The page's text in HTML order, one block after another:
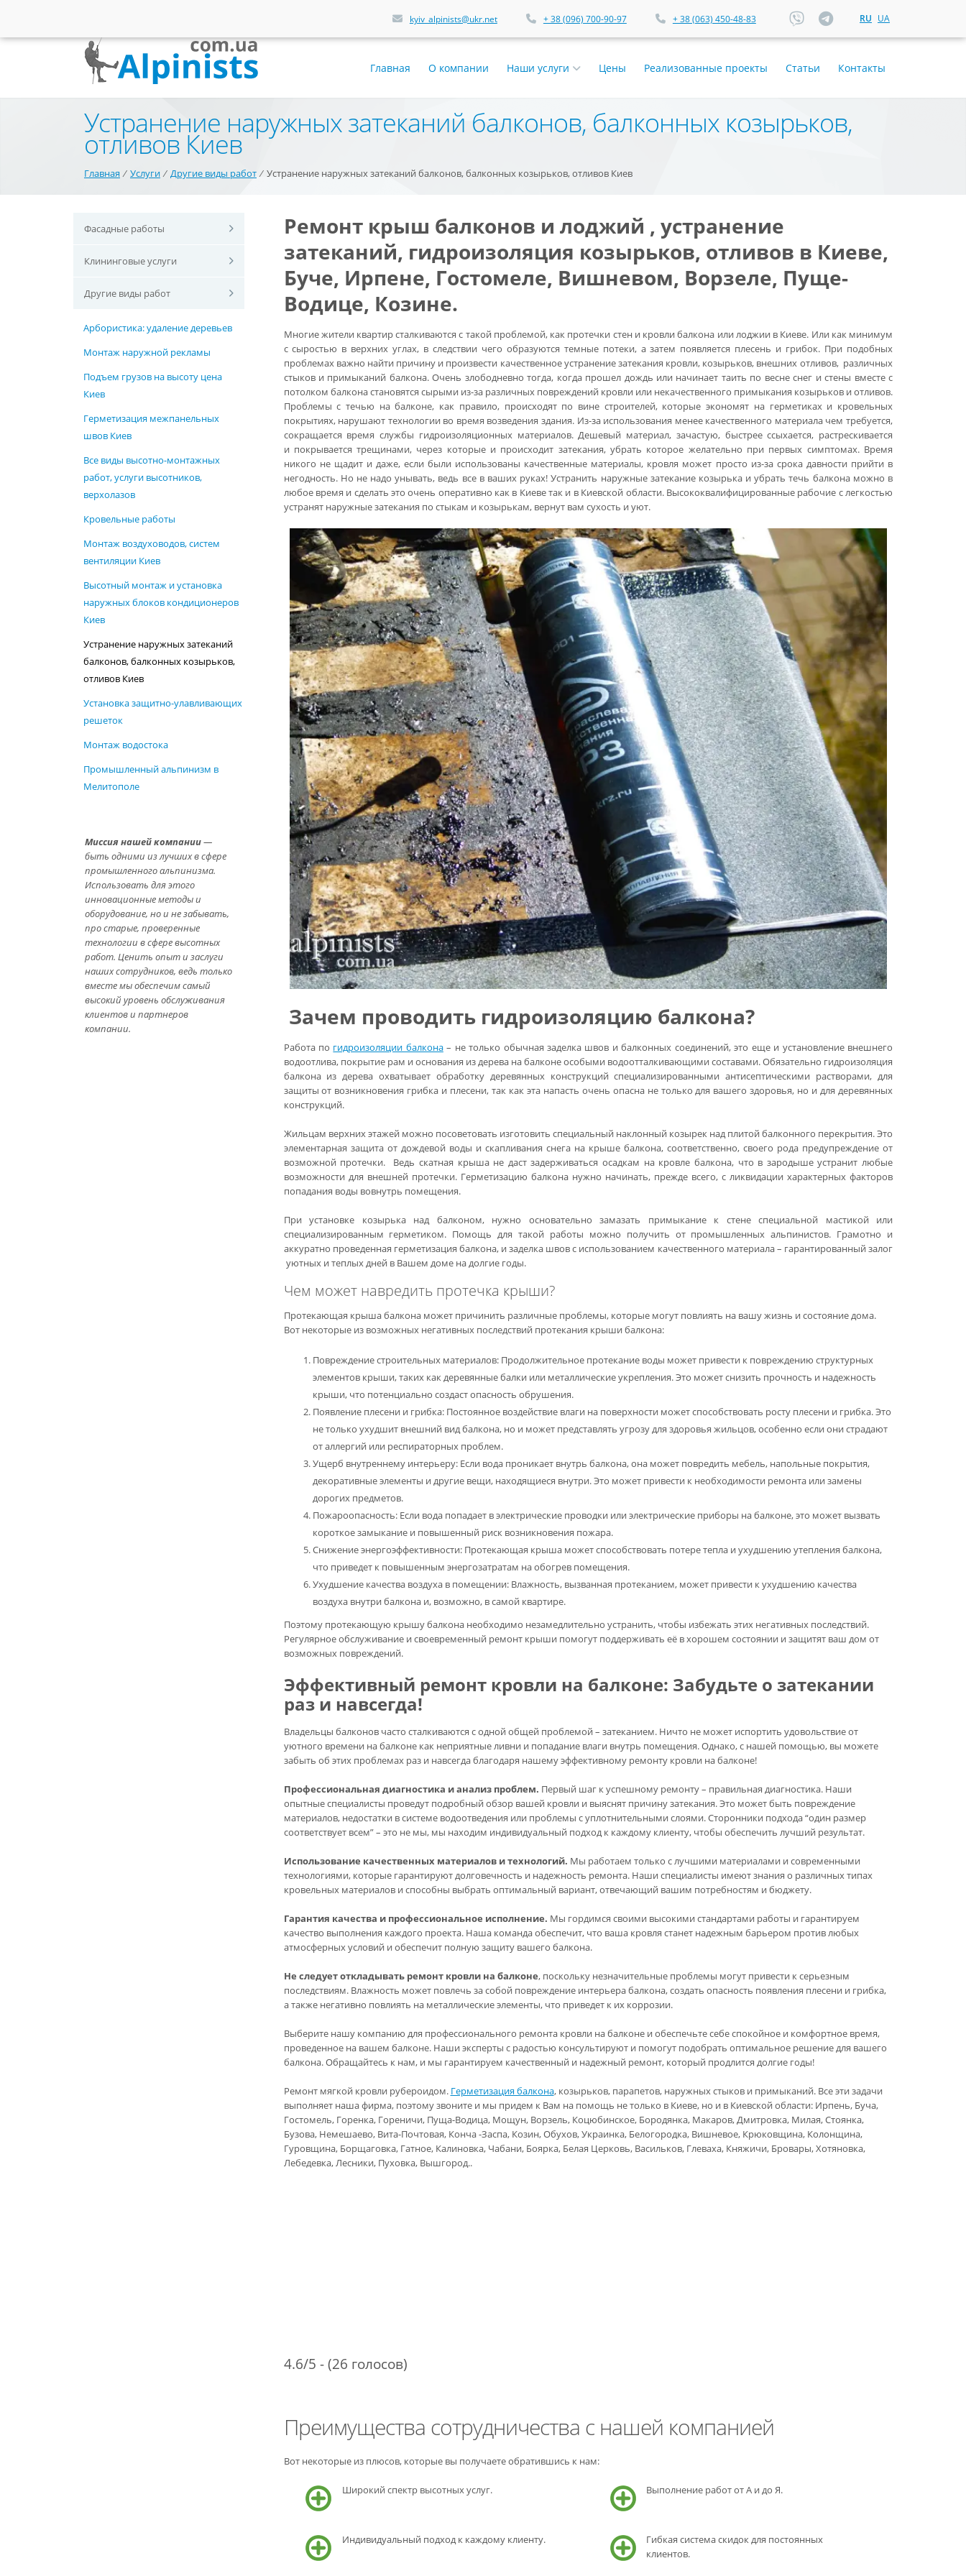
kyiv_alpinists@ukr.net + 38 (096) 700-90-97 + 38 (063) 450-48-83 RU UA
Главная О компании Наши услуги Цены Реализованные проекты Статьи Контакты
Устранение наружных затеканий балконов, балконных козырьков,
отливов Киев
Главная ⁄ Услуги⁄ Другие виды работ⁄ Устранение наружных затеканий балконов, балконных козырьков, отливов Киев
Фасадные работы
Клининговые услуги
Другие виды работ
Арбористика: удаление деревьев
Монтаж наружной рекламы
Подъем грузов на высоту цена
Киев
Герметизация межпанельных
швов Киев
Все виды высотно-монтажных
работ, услуги высотников,
верхолазов
Кровельные работы
Монтаж воздуховодов, систем
вентиляции Киев
Высотный монтаж и установка
наружных блоков кондиционеров
Киев
Устранение наружных затеканий
балконов, балконных козырьков,
отливов Киев
Установка защитно-улавливающих
решеток
Монтаж водостока
Промышленный альпинизм в
Мелитополе
Миссия нашей компании—
быть одними из лучших в сфере
промышленного альпинизма.
Использовать для этого
инновационные методы и
оборудование, но и не забывать,
про старые, проверенные
технологии в сфере высотных
работ. Ценить опыт и заслуги
наших сотрудников, ведь только
вместе мы обеспечим самый
высокий уровень обслуживания
клиентов и партнеров
компании.
Ремонт крыш балконов и лоджий , устранение
затеканий, гидроизоляция козырьков, отливов в Киеве,
Буче, Ирпене, Гостомеле, Вишневом, Ворзеле, Пуще-
Водице, Козине.
Многие жители квартир сталкиваются с такой проблемой, как протечки стен и кровли балкона или лоджии в Киеве. Или как минимум
с сыростью в верхних углах, в следствии чего образуются темные потеки, а затем появляется плесень и грибок. При подобных
проблемах важно найти причину и произвести качественное устранение затекания кровли, козырьков, внешних отливов, различных
стыков и примыканий балкона. Очень злободневно тогда, когда прошел дождь или начинает таить по весне снег и стены вместе с
потолком балкона становятся сырыми из-за различных повреждений кровли или некачественного примыкания козырьков и отливов.
Проблемы с течью на балконе, как правило, происходят по вине строителей, которые экономят на герметиках и кровельных
покрытиях, нарушают технологии во время возведения здания. Из-за использования менее качественного материала чем требуется,
сокращается время службы гидроизоляционных материалов. Дешевый материал, зачастую, быстрее ссыхается, растрескивается
и покрывается трещинами, через которые и происходит затекания, убрать которое желательно при первых симптомах. Время
никого не щадит и даже, если были использованы качественные материалы, кровля может просто из-за срока давности прийти в
негодность. Но не надо унывать, ведь все в ваших руках! Устранить наружные затекание козырька и убрать течь балкона можно в
любое время и сделать это очень оперативно как в Киеве так и в Киевской области. Высококвалифицированные рабочие с легкостью
устранят наружные затекания по стыкам и козырькам, вернут вам сухость и уют.
Зачем проводить гидроизоляцию балкона?
Работа по гидроизоляции балкона– не только обычная заделка швов и балконных соединений, это еще и установление внешнего
водоотлива, покрытие рам и основания из дерева на балконе особыми водоотталкивающими составами. Обязательно гидроизоляция
балкона из дерева охватывает обработку деревянных конструкций специализированными антисептическими растворами, для
защиты от возникновения грибка и плесени, так как эта напасть очень опасна не только для вашего здоровья, но и для деревянных
конструкций.
Жильцам верхних этажей можно посоветовать изготовить специальный наклонный козырек над плитой балконного перекрытия. Это
элементарная защита от дождевой воды и скапливания снега на крыше балкона, соответственно, своего рода предупреждение от
возможной протечки. Ведь скатная крыша не даст задерживаться осадкам на кровле балкона, что в зародыше устранит любые
возможности для внешней протечки. Герметизацию балкона нужно начинать, прежде всего, с ликвидации характерных факторов
попадания воды вовнутрь помещения.
При установке козырька над балконом, нужно основательно замазать примыкание к стене специальной мастикой или
специализированным герметиком. Помощь для такой работы можно получить от промышленных альпинистов. Грамотно и
аккуратно проведенная герметизация балкона, и заделка швов с использованием качественного материала – гарантированный залог
уютных и теплых дней в Вашем доме на долгие годы.
Чем может навредить протечка крыши?
Протекающая крыша балкона может причинить различные проблемы, которые могут повлиять на вашу жизнь и состояние дома.
Вот некоторые из возможных негативных последствий протекания крыши балкона:
Повреждение строительных материалов: Продолжительное протекание воды может привести к повреждению структурных
элементов крыши, таких как деревянные балки или металлические укрепления. Это может снизить прочность и надежность
крыши, что потенциально создаст опасность обрушения.
Появление плесени и грибка: Постоянное воздействие влаги на поверхности может способствовать росту плесени и грибка. Это
не только ухудшит внешний вид балкона, но и может представлять угрозу для здоровья жильцов, особенно если они страдают
от аллергий или респираторных проблем.
Ущерб внутреннему интерьеру: Если вода проникает внутрь балкона, она может повредить мебель, напольные покрытия,
декоративные элементы и другие вещи, находящиеся внутри. Это может привести к необходимости ремонта или замены
дорогих предметов.
Пожароопасность: Если вода попадает в электрические проводки или электрические приборы на балконе, это может вызвать
короткое замыкание и повышенный риск возникновения пожара.
Снижение энергоэффективности: Протекающая крыша может способствовать потере тепла и ухудшению утепления балкона,
что приведет к повышенным энергозатратам на обогрев помещения.
Ухудшение качества воздуха в помещении: Влажность, вызванная протеканием, может привести к ухудшению качества
воздуха внутри балкона и, возможно, в самой квартире.
Поэтому протекающую крышу балкона необходимо незамедлительно устранить, чтобы избежать этих негативных последствий.
Регулярное обслуживание и своевременный ремонт крыши помогут поддерживать её в хорошем состоянии и защитят ваш дом от
возможных повреждений.
Эффективный ремонт кровли на балконе: Забудьте о затекании
раз и навсегда!
Владельцы балконов часто сталкиваются с одной общей проблемой – затеканием. Ничто не может испортить удовольствие от
уютного времени на балконе как неприятные ливни и попадание влаги внутрь помещения. Однако, с нашей помощью, вы можете
забыть об этих проблемах раз и навсегда благодаря нашему эффективному ремонту кровли на балконе!
Профессиональная диагностика и анализ проблем. Первый шаг к успешному ремонту – правильная диагностика. Наши
опытные специалисты проведут подробный обзор вашей кровли и выяснят причину затекания. Это может быть повреждение
материалов, недостатки в системе водоотведения или проблемы с уплотнительными слоями. Сторонники подхода “один размер
соответствует всем” – это не мы, мы находим индивидуальный подход к каждому клиенту, чтобы обеспечить лучший результат.
Использование качественных материалов и технологий. Мы работаем только с лучшими материалами и современными
технологиями, которые гарантируют долговечность и надежность ремонта. Наши специалисты имеют знания о различных типах
кровельных материалов и способны выбрать оптимальный вариант, отвечающий вашим потребностям и бюджету.
Гарантия качества и профессиональное исполнение. Мы гордимся своими высокими стандартами работы и гарантируем
качество выполнения каждого проекта. Наша команда обеспечит, что ваша кровля станет надежным барьером против любых
атмосферных условий и обеспечит полную защиту вашего балкона.
Не следует откладывать ремонт кровли на балконе, поскольку незначительные проблемы могут привести к серьезным
последствиям. Влажность может повлечь за собой повреждение интерьера балкона, создать опасность появления плесени и грибка,
а также негативно повлиять на металлические элементы, что приведет к их коррозии.
Выберите нашу компанию для профессионального ремонта кровли на балконе и обеспечьте себе спокойное и комфортное время,
проведенное на вашем балконе. Наши эксперты с радостью консультируют и помогут подобрать оптимальное решение для вашего
балкона. Обращайтесь к нам, и мы гарантируем качественный и надежный ремонт, который продлится долгие годы!
Ремонт мягкой кровли рубероидом. Герметизация балкона, козырьков, парапетов, наружных стыков и примыканий. Все эти задачи
выполняет наша фирма, поэтому звоните и мы придем к Вам на помощь не только в Киеве, но и в Киевской области: Ирпень, Буча,
Гостомель, Горенка, Гореничи, Пуща-Водица, Мощун, Ворзель, Коцюбинское, Бородянка, Макаров, Дмитровка, Милая, Стоянка,
Бузова, Немешаево, Вита-Почтовая, Конча -Заспа, Козин, Обухов, Украинка, Белогородка, Вишневое, Крюковщина, Колонщина,
Гуровщина, Борщаговка, Гатное, Калиновка, Чабани, Боярка, Белая Церковь, Васильков, Глеваха, Княжичи, Бровары, Хотяновка,
Лебедевка, Лесники, Пуховка, Вышгород..
4.6/5 - (26 голосов)
Преимущества сотрудничества с нашей компанией
Вот некоторые из плюсов, которые вы получаете обратившись к нам:
Широкий спектр высотных услуг. Выполнение работ от А и до Я.
Индивидуальный подход к каждому клиенту.
Гибкая система скидок для постоянных
клиентов.